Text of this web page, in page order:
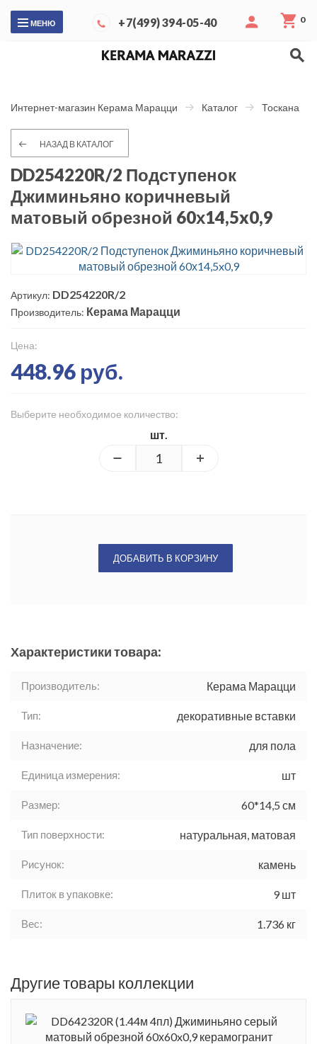
МЕНЮ +7(499) 394-05-40 0
Интернет-магазин Керама Марацци Каталог Тоскана
НАЗАД В КАТАЛОГ
DD254220R/2 Подступенок
Джиминьяно коричневый
матовый обрезной 60х14,5x0,9
Артикул: DD254220R/2
Производитель: Керама Марацци
Цена:
448.96 руб.
Выберите необходимое количество:
шт.
ДОБАВИТЬ В КОРЗИНУ
Характеристики товара:
Производитель: Керама Марацци
Тип: декоративные вставки
Назначение: для пола
Единица измерения: шт
Размер: 60*14,5 см
Тип поверхности: натуральная, матовая
Рисунок: камень
Плиток в упаковке: 9 шт
Вес: 1.736 кг
Другие товары коллекции